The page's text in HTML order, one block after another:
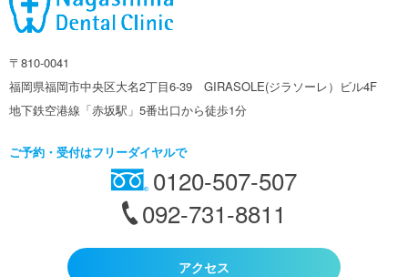
〒810-0041
福岡県福岡市中央区大名2丁目6-39 GIRASOLE(ジラソーレ）ビル4F
地下鉄空港線「赤坂駅」5番出口から徒歩1分
ご予約・受付はフリーダイヤルで
0120-507-507
092-731-8811
アクセス